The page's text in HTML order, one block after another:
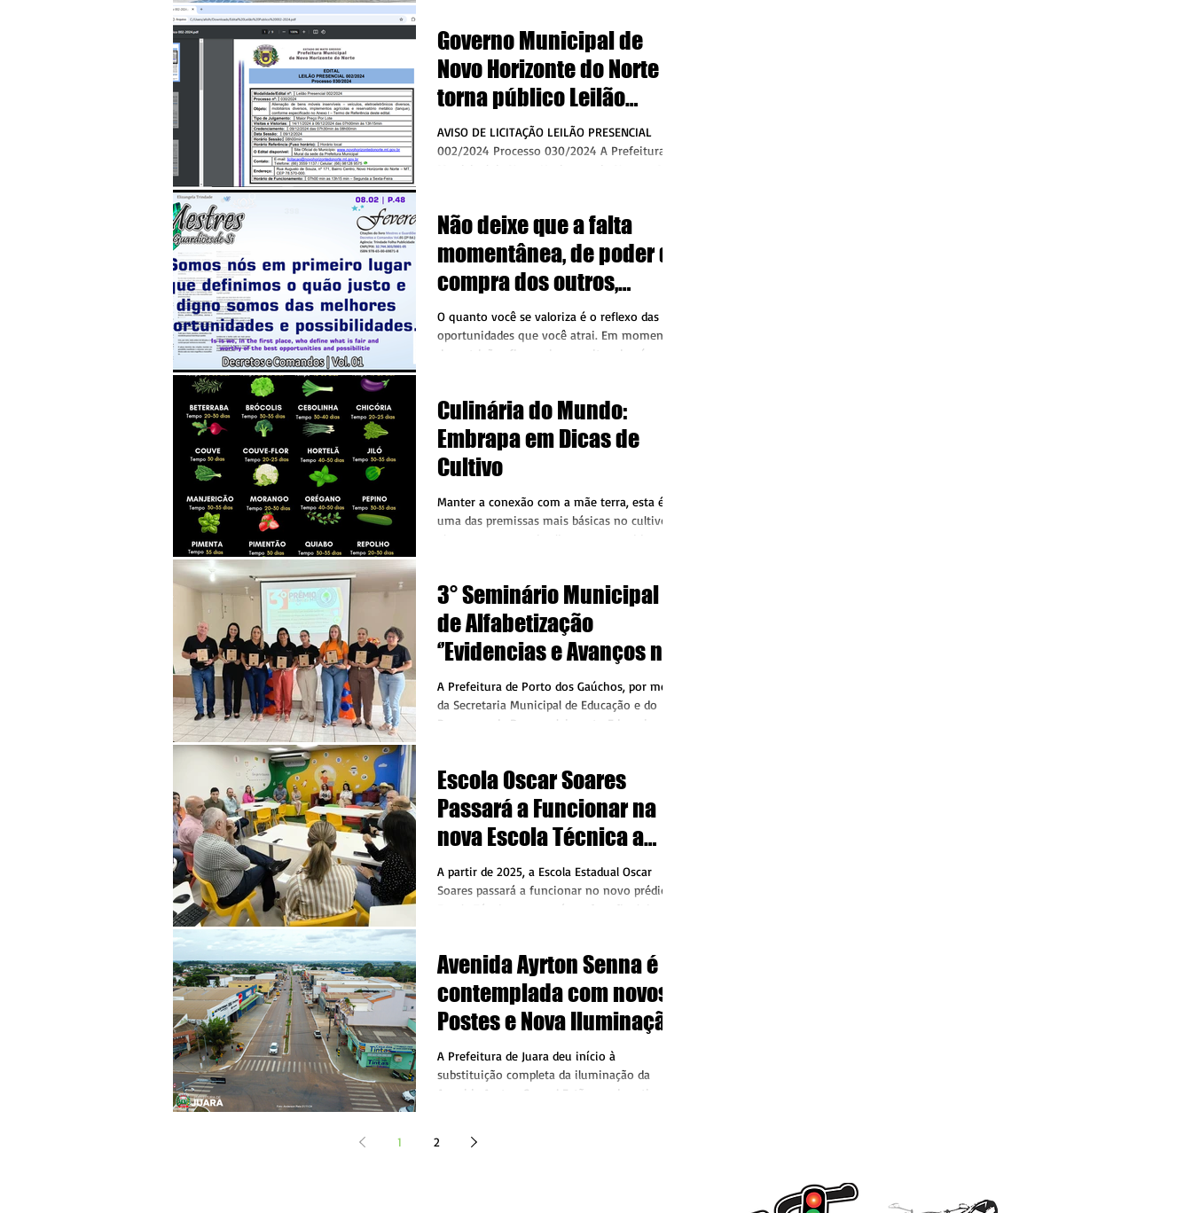
Governo Municipal de
Novo Horizonte do Norte
torna público Leilão
Presencial ao dia
09.12.2024
AVISO DE LICITAÇÃO LEILÃO PRESENCIAL
002/2024 Processo 030/2024 A Prefeitura
Municipal de Novo Horizonte do Norte - MT,
Não deixe que a falta
momentânea, de poder de
compra dos outros,
interfira na percepção do
valor dos seus serviços e
O quanto você se valoriza é o reflexo das
oportunidades que você atrai. Em momentos
de restrições financeiras, muitos de nós
Culinária do Mundo:
Embrapa em Dicas de
Cultivo
Manter a conexão com a mãe terra, esta é
uma das premissas mais básicas no cultivo de
plantas e preparo de alimentos, considerando
3° Seminário Municipal
de Alfabetização
‘’Evidencias e Avanços no
processo da
Alfabetização’’
A Prefeitura de Porto dos Gaúchos, por meio
da Secretaria Municipal de Educação e do
Programa de Desenvolvimento Educacional
Escola Oscar Soares
Passará a Funcionar na
nova Escola Técnica a
Partir de 2025
A partir de 2025, a Escola Estadual Oscar
Soares passará a funcionar no novo prédio da
Escola Técnica, que está em fase final de...
Avenida Ayrton Senna é
contemplada com novos
Postes e Nova Iluminação
em LED
A Prefeitura de Juara deu início à
substituição completa da iluminação da
Avenida Ayrton Senna! Estão sendo retirados
1
2